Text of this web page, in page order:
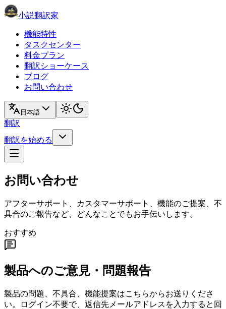
小説翻訳家
機能特性
タスクセンター
料金プラン
翻訳ショーケース
ブログ
お問い合わせ
日本語
翻訳
翻訳を始める
お問い合わせ
アフターサポート、カスタマーサポート、機能のご提案、不
具合のご報告など、どんなことでもお手伝いします。
おすすめ
製品へのご意見・問題報告
製品の問題、不具合、機能提案はこちらからお送りくださ
い。ログイン不要で、返信先メールアドレスを入力すると回